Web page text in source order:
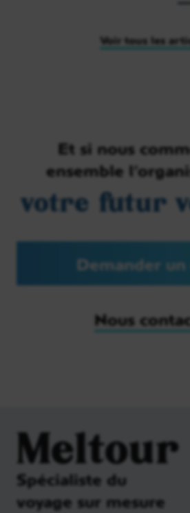
Voir tous les
Et si nous
ensemble
votre futur
Demander un
Nous
Meltour
Spécialiste du
voyage sur mesure